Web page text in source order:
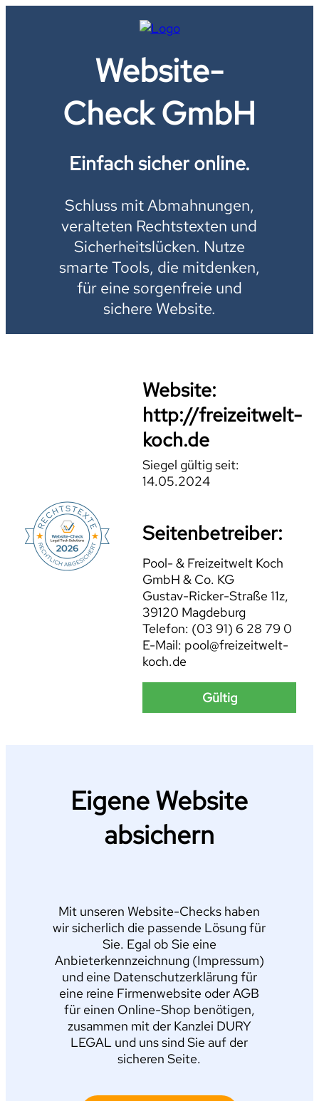
Website-
Check GmbH
Einfach sicher online.
Schluss mit Abmahnungen,
veralteten Rechtstexten und
Sicherheitslücken. Nutze
smarte Tools, die mitdenken,
für eine sorgenfreie und
sichere Website.
Website:
http://freizeitwelt-
koch.de
Siegel gültig seit:
14.05.2024
Seitenbetreiber:
Pool- & Freizeitwelt Koch
GmbH & Co. KG
Gustav-Ricker-Straße 11z,
39120 Magdeburg
Telefon: (03 91) 6 28 79 0
E-Mail: pool@freizeitwelt-
koch.de
Gültig
Eigene Website
absichern
Mit unseren Website-Checks haben
wir sicherlich die passende Lösung für
Sie. Egal ob Sie eine
Anbieterkennzeichnung (Impressum)
und eine Datenschutzerklärung für
eine reine Firmenwebsite oder AGB
für einen Online-Shop benötigen,
zusammen mit der Kanzlei DURY
LEGAL und uns sind Sie auf der
sicheren Seite.